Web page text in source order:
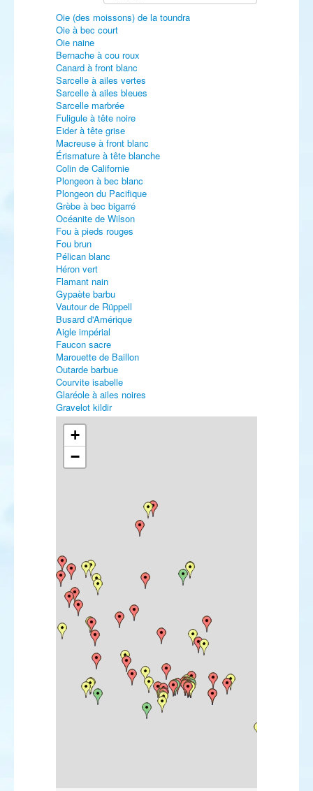
Oie (des moissons) de la toundra
Oie à bec court
Oie naine
Bernache à cou roux
Canard à front blanc
Sarcelle à ailes vertes
Sarcelle à ailes bleues
Sarcelle marbrée
Fuligule à tête noire
Eider à tête grise
Macreuse à front blanc
Érismature à tête blanche
Colin de Californie
Plongeon à bec blanc
Plongeon du Pacifique
Grèbe à bec bigarré
Océanite de Wilson
Fou à pieds rouges
Fou brun
Pélican blanc
Héron vert
Flamant nain
Gypaète barbu
Vautour de Rüppell
Busard d'Amérique
Aigle impérial
Faucon sacre
Marouette de Baillon
Outarde barbue
Courvite isabelle
Glaréole à ailes noires
Gravelot kildir
Gravelot de Leschenault
Pluvier asiatique
Pluvier fauve
Vanneau à queue blanche
Bécasseau à cou roux
Bécasseau à queue pointue
Bécasseau à échasses
Bartramie des champs
Chevalier solitaire
Chevalier grivelé
Chevalier de Sibérie
Mouette atricille
Mouette de Franklin
Mouette de Bonaparte
Mouette de Ross
Mouette blanche
Goéland d'Amérique
Sterne fuligineuse
Sterne bridée
Sterne royale (américaine)
Sterne (royale) africaine
+
−